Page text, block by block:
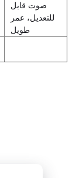
صوت قابل
للتعديل، عمر
طويل